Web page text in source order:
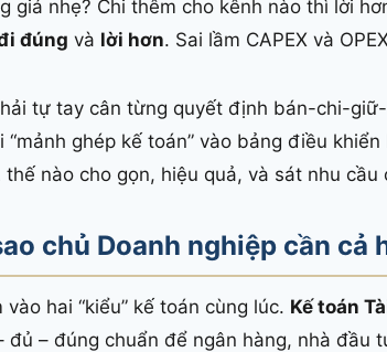
giá nhẹ? Chi thêm cho kênh nào thì lời
đúng và lời hơn. Sai lầm CAPEX và
tự tay cân từng quyết định bán-chi-
ghép kế toán” vào bảng điều
nào cho gọn, hiệu quả, và sát nhu cầu
chủ Doanh nghiệp cần cả
hai “kiểu” kế toán cùng lúc. Kế toán
– đúng chuẩn để ngân hàng, nhà đầu